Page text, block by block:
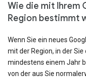
Wie die mit Ihrem
Region bestimmt
Wenn Sie ein neues
mit der Region, in der
mindestens einem Jahr
von der aus Sie